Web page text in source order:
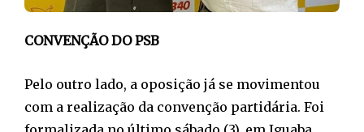
CONVENÇÃO DO PSB
Pelo outro lado, a oposição já se movimentou
com a realização da convenção partidária. Foi